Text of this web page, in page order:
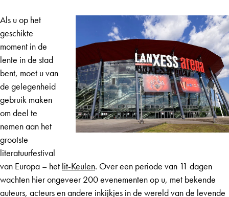
Als u op het
geschikte
moment in de
lente in de stad
bent, moet u van
de gelegenheid
gebruik maken
om deel te
nemen aan het
grootste
literatuurfestival
van Europa – het lit-Keulen. Over een periode van 11 dagen
wachten hier ongeveer 200 evenementen op u, met bekende
auteurs, acteurs en andere inkijkjes in de wereld van de levende